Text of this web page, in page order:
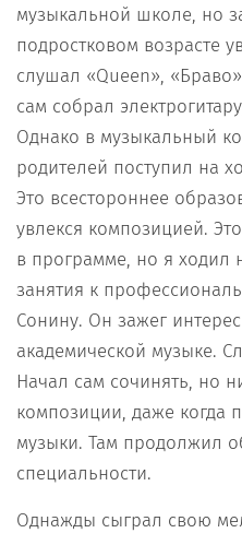
музыкальной школе, но
подростковом возрасте
слушал «Queen»,
сам собрал
Однако в музыкальный
родителей поступил на
Это всестороннее
увлекся композицией.
в программе, но я ходил
занятия к
Сонину. Он зажег
академической музыке.
Начал сам сочинять, но
композиции, даже когда
музыки. Там продолжил
специальности.
Однажды сыграл свою